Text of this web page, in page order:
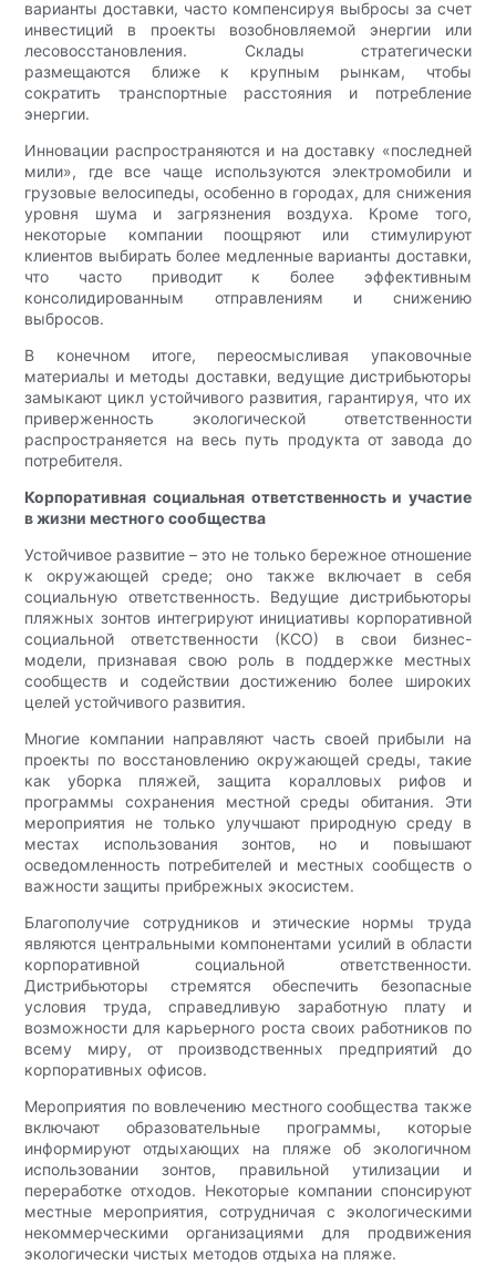
варианты доставки, часто компенсируя выбросы за счет
инвестиций в проекты возобновляемой энергии или
лесовосстановления. Склады стратегически
размещаются ближе к крупным рынкам, чтобы
сократить транспортные расстояния и потребление
энергии.
Инновации распространяются и на доставку «последней
мили», где все чаще используются электромобили и
грузовые велосипеды, особенно в городах, для снижения
уровня шума и загрязнения воздуха. Кроме того,
некоторые компании поощряют или стимулируют
клиентов выбирать более медленные варианты доставки,
что часто приводит к более эффективным
консолидированным отправлениям и снижению
выбросов.
В конечном итоге, переосмысливая упаковочные
материалы и методы доставки, ведущие дистрибьюторы
замыкают цикл устойчивого развития, гарантируя, что их
приверженность экологической ответственности
распространяется на весь путь продукта от завода до
потребителя.
Корпоративная социальная ответственность и участие
в жизни местного сообщества
Устойчивое развитие – это не только бережное отношение
к окружающей среде; оно также включает в себя
социальную ответственность. Ведущие дистрибьюторы
пляжных зонтов интегрируют инициативы корпоративной
социальной ответственности (КСО) в свои бизнес-
модели, признавая свою роль в поддержке местных
сообществ и содействии достижению более широких
целей устойчивого развития.
Многие компании направляют часть своей прибыли на
проекты по восстановлению окружающей среды, такие
как уборка пляжей, защита коралловых рифов и
программы сохранения местной среды обитания. Эти
мероприятия не только улучшают природную среду в
местах использования зонтов, но и повышают
осведомленность потребителей и местных сообществ о
важности защиты прибрежных экосистем.
Благополучие сотрудников и этические нормы труда
являются центральными компонентами усилий в области
корпоративной социальной ответственности.
Дистрибьюторы стремятся обеспечить безопасные
условия труда, справедливую заработную плату и
возможности для карьерного роста своих работников по
всему миру, от производственных предприятий до
корпоративных офисов.
Мероприятия по вовлечению местного сообщества также
включают образовательные программы, которые
информируют отдыхающих на пляже об экологичном
использовании зонтов, правильной утилизации и
переработке отходов. Некоторые компании спонсируют
местные мероприятия, сотрудничая с экологическими
некоммерческими организациями для продвижения
экологически чистых методов отдыха на пляже.